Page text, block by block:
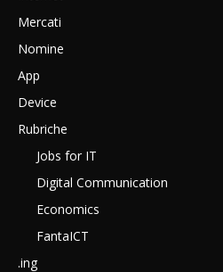
Mercati
Nomine
App
Device
Rubriche
Jobs for IT
Digital Communication
Economics
FantaICT
.ing